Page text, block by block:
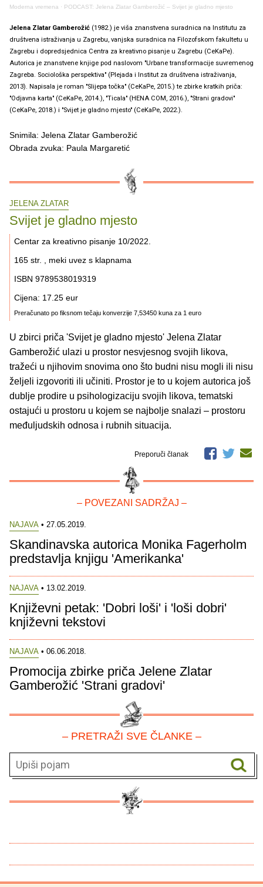
Moderna vremena · PODCAST: Jelena Zlatar Gamberožić – Svijet je gladno mjesto
Jelena Zlatar Gamberožić (1982.) je viša znanstvena suradnica na Institutu za
društvena istraživanja u Zagrebu, vanjska suradnica na Filozofskom fakultetu u
Zagrebu i dopredsjednica Centra za kreativno pisanje u Zagrebu (CeKaPe).
Autorica je znanstvene knjige pod naslovom "Urbane transformacije suvremenog
Zagreba. Sociološka perspektiva" (Plejada i Institut za društvena istraživanja,
2013). Napisala je roman "Slijepa točka" (CeKaPe, 2015.) te zbirke kratkih priča:
"Odjavna karta" (CeKaPe, 2014.), "Ticala" (HENA COM, 2016.), "Strani gradovi"
(CeKaPe, 2018.) i "Svijet je gladno mjesto" (CeKaPe, 2022.).
Snimila: Jelena Zlatar Gamberožić
Obrada zvuka: Paula Margaretić
JELENA ZLATAR
Svijet je gladno mjesto
Centar za kreativno pisanje 10/2022.
165 str. , meki uvez s klapnama
ISBN 9789538019319
Cijena: 17.25 eur
Preračunato po fiksnom tečaju konverzije 7,53450 kuna za 1 euro
U zbirci priča 'Svijet je gladno mjesto' Jelena Zlatar
Gamberožić ulazi u prostor nesvjesnog svojih likova,
tražeći u njihovim snovima ono što budni nisu mogli ili nisu
željeli izgovoriti ili učiniti. Prostor je to u kojem autorica još
dublje prodire u psihologizaciju svojih likova, tematski
ostajući u prostoru u kojem se najbolje snalazi – prostoru
međuljudskih odnosa i rubnih situacija.
Preporuči članak
– POVEZANI SADRŽAJ –
NAJAVA • 27.05.2019.
Skandinavska autorica Monika Fagerholm
predstavlja knjigu 'Amerikanka'
NAJAVA • 13.02.2019.
Književni petak: 'Dobri loši' i 'loši dobri'
književni tekstovi
NAJAVA • 06.06.2018.
Promocija zbirke priča Jelene Zlatar
Gamberožić 'Strani gradovi'
– PRETRAŽI SVE ČLANKE –